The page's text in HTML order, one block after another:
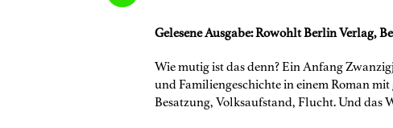
Gelesene Ausgabe: Rowohlt Berlin Verlag,
Wie mutig ist das denn? Ein Anfang
und Familiengeschichte in einem Roman mit
Besatzung, Volksaufstand, Flucht. Und das